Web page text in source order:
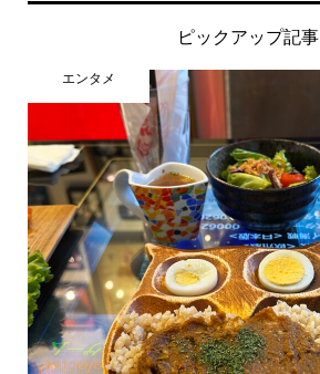
ピックアップ記事
エンタメ